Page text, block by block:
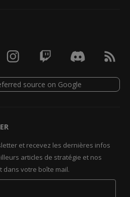
et recevez les dernières infos
articles de stratégie et nos
dans votre boîte mail.